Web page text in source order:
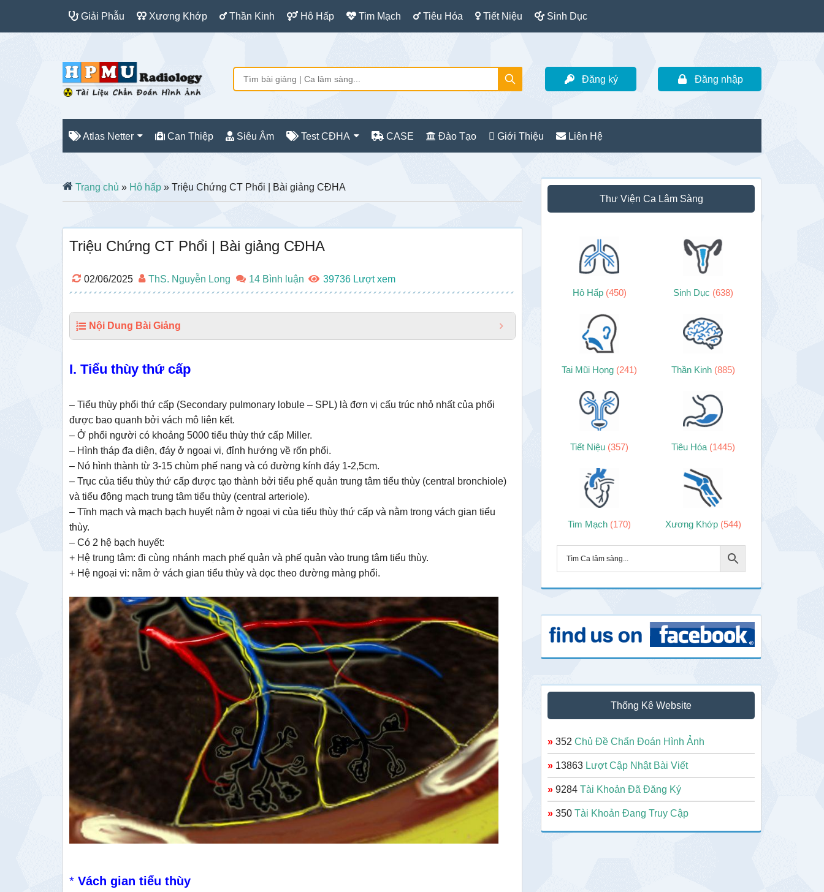
Giải Phẫu Xương Khớp Thần Kinh Hô Hấp Tim Mạch Tiêu Hóa Tiết Niệu Sinh Dục
Đăng ký Đăng nhập
Atlas Netter Can Thiệp Siêu Âm Test CĐHA CASE Đào Tạo Giới Thiệu Liên Hệ
Trang chủ » Hô hấp » Triệu Chứng CT Phổi | Bài giảng CĐHA
Triệu Chứng CT Phổi | Bài giảng CĐHA
02/06/2025 ThS. Nguyễn Long 14 Bình luận 39736
Nội Dung Bài Giảng
I. Tiểu thùy thứ cấp
– Tiểu thùy phổi thứ cấp (Secondary pulmonary lobule – SPL) là đơn vị cấu trúc nhỏ nhất của phổi
được bao quanh bởi vách mô liên kết.
– Ở phổi người có khoảng 5000 tiểu thùy thứ cấp Miller.
– Hình tháp đa diện, đáy ở ngoại vi, đỉnh hướng về rốn phổi.
– Nó hình thành từ 3-15 chùm phế nang và có đường kính đáy 1-2,5cm.
– Trục của tiểu thùy thứ cấp được tạo thành bởi tiểu phế quản trung tâm tiểu thùy (central bronchiole)
và tiểu động mạch trung tâm tiểu thùy (central arteriole).
– Tĩnh mạch và mạch bạch huyết nằm ở ngoại vi của tiểu thùy thứ cấp và nằm trong vách gian tiểu
thùy.
– Có 2 hệ bạch huyết:
+ Hệ trung tâm: đi cùng nhánh mạch phế quản và phế quản vào trung tâm tiểu thùy.
+ Hệ ngoại vi: nằm ở vách gian tiểu thùy và dọc theo đường màng phổi.
* Vách gian tiểu thùy
Sidebar
chính
Thư Viện Ca Lâm Sàng
Hô Hấp (450) Sinh Dục (638)
Tai Mũi Họng (241) Thần Kinh (885)
Tiết Niệu (357) Tiêu Hóa (1445)
Tim Mạch (170) Xương Khớp (544)
Thống Kê Website
» 352 Chủ Đề Chẩn Đoán Hình Ảnh
» 13863 Lượt Cập Nhật Bài Viết
» 9284 Tài Khoản Đã Đăng Ký
» 350 Tài Khoản Đang Truy Cập